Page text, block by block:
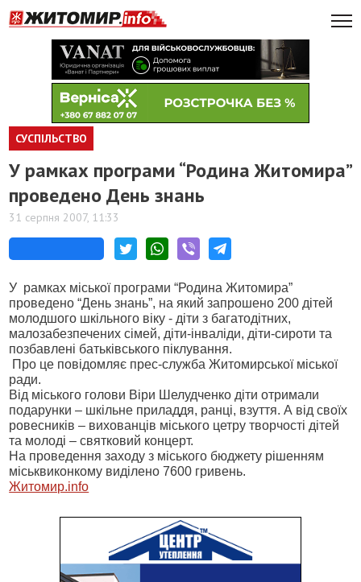
СУСПІЛЬСТВО
У рамках програми “Родина Житомира”
проведено День знань
31 серпня 2007, 11:33
У рамках міської програми “Родина Житомира”
проведено “День знань”, на який запрошено 200 дітей
молодшого шкільного віку - діти з багатодітних,
малозабезпечених сімей, діти-інваліди, діти-сироти та
позбавлені батьківського піклування.
Про це повідомляє прес-служба Житомирської міської
ради.
Від міського голови Віри Шелудченко діти отримали
подарунки – шкільне приладдя, ранці, взуття. А від своїх
ровесників – вихованців міського цетру творчості дітей
та молоді – святковий концерт.
На проведення заходу з міського бюджету рішенням
міськвиконкому виділено 7600 гривень.
Житомир.info